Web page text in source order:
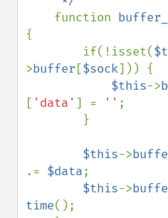
function
{
        if(!isset(
>buffer [$sock])) {
$this->
[ 'data' ] = '' ;
$this->
.= $data;
$this->
time();